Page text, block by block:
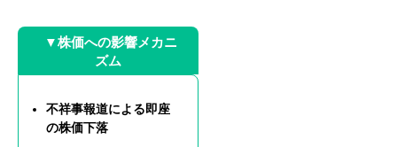
▼株価への影響メカニ
ズム
不祥事報道による即座
の株価下落